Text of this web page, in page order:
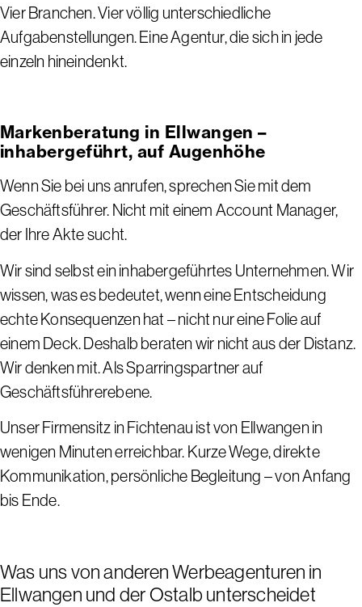
Vier Branchen. Vier völlig unterschiedliche
Aufgabenstellungen. Eine Agentur, die sich in jede
einzeln hineindenkt.
Markenberatung in Ellwangen –
inhabergeführt, auf Augenhöhe
Wenn Sie bei uns anrufen, sprechen Sie mit dem
Geschäftsführer. Nicht mit einem Account Manager,
der Ihre Akte sucht.
Wir sind selbst ein inhabergeführtes Unternehmen. Wir
wissen, was es bedeutet, wenn eine Entscheidung
echte Konsequenzen hat – nicht nur eine Folie auf
einem Deck. Deshalb beraten wir nicht aus der Distanz.
Wir denken mit. Als Sparringspartner auf
Geschäftsführerebene.
Unser Firmensitz in Fichtenau ist von Ellwangen in
wenigen Minuten erreichbar. Kurze Wege, direkte
Kommunikation, persönliche Begleitung – von Anfang
bis Ende.
Was uns von anderen Werbeagenturen in
Ellwangen und der Ostalb unterscheidet